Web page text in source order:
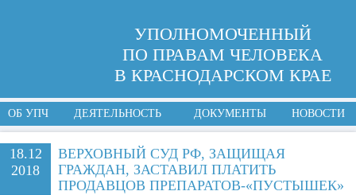
УПОЛНОМОЧЕННЫЙ
ПО ПРАВАМ ЧЕЛОВЕКА
В КРАСНОДАРСКОМ КРАЕ
ОБ УПЧ ДЕЯТЕЛЬНОСТЬ ДОКУМЕНТЫ НОВОСТИ
18.12
2018
ВЕРХОВНЫЙ СУД РФ, ЗАЩИЩАЯ
ГРАЖДАН, ЗАСТАВИЛ ПЛАТИТЬ
ПРОДАВЦОВ ПРЕПАРАТОВ-«ПУСТЫШЕК»